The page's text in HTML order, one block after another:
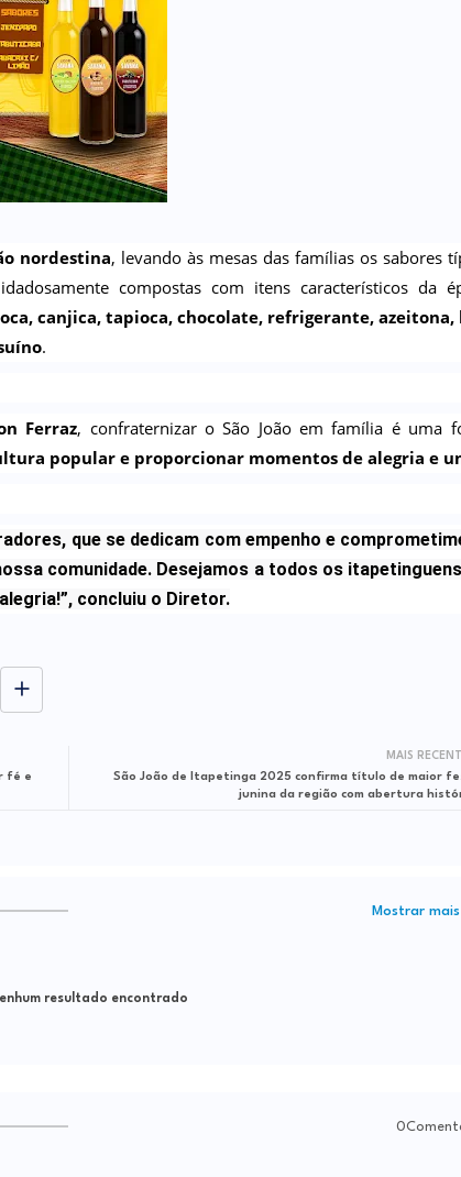
nordestina, levando às mesas das famílias os sabores
compostas com itens característicos da
canjica, tapioca, chocolate, refrigerante,
.
Ferraz, confraternizar o São João em família é uma
popular e proporcionar momentos de alegria e
que se dedicam com empenho e
comunidade. Desejamos a todos os
concluiu o Diretor.
MAIS
São João de Itapetinga 2025 confirma título de maior
junina da região com abertura
fé e
Mostrar mais
resultado encontrado